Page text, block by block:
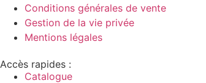
Conditions générales de vente
Gestion de la vie privée
Mentions légales
Accès rapides :
Catalogue